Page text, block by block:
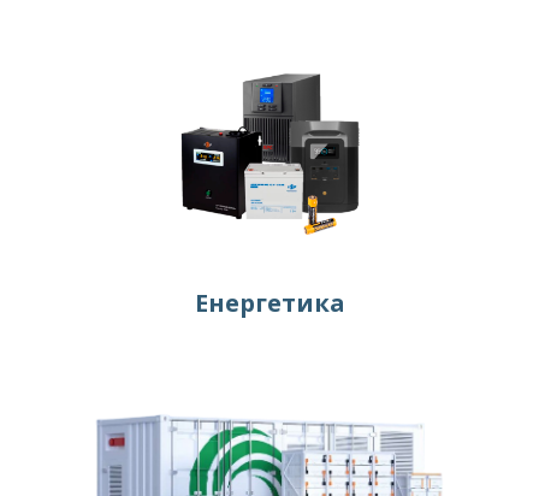
Енергетика